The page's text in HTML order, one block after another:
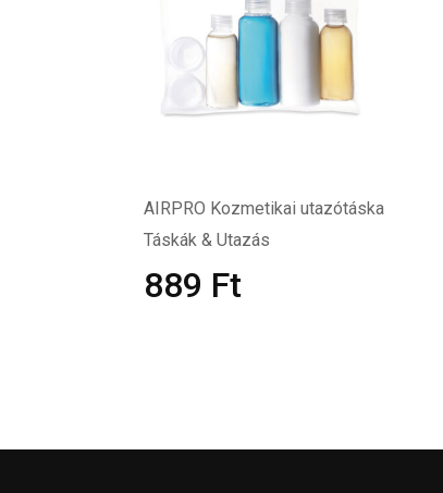
AIRPRO Kozmetikai utazótáska
Táskák & Utazás
889 Ft